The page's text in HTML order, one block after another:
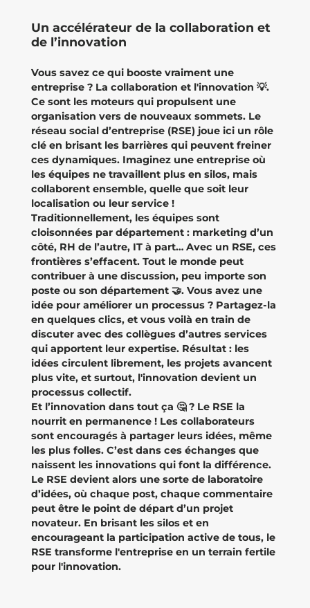
Un accélérateur de la collaboration et
de l’innovation
Vous savez ce qui booste vraiment une
entreprise ? La collaboration et l'innovation 💡.
Ce sont les moteurs qui propulsent une
organisation vers de nouveaux sommets. Le
réseau social d’entreprise (RSE) joue ici un rôle
clé en brisant les barrières qui peuvent freiner
ces dynamiques. Imaginez une entreprise où
les équipes ne travaillent plus en silos, mais
collaborent ensemble, quelle que soit leur
localisation ou leur service !
Traditionnellement, les équipes sont
cloisonnées par département : marketing d’un
côté, RH de l’autre, IT à part… Avec un RSE, ces
frontières s’effacent. Tout le monde peut
contribuer à une discussion, peu importe son
poste ou son département 🤝. Vous avez une
idée pour améliorer un processus ? Partagez-la
en quelques clics, et vous voilà en train de
discuter avec des collègues d’autres services
qui apportent leur expertise. Résultat : les
idées circulent librement, les projets avancent
plus vite, et surtout, l'innovation devient un
processus collectif.
Et l’innovation dans tout ça 🤔 ? Le RSE la
nourrit en permanence ! Les collaborateurs
sont encouragés à partager leurs idées, même
les plus folles. C’est dans ces échanges que
naissent les innovations qui font la différence.
Le RSE devient alors une sorte de laboratoire
d’idées, où chaque post, chaque commentaire
peut être le point de départ d’un projet
novateur. En brisant les silos et en
encourageant la participation active de tous, le
RSE transforme l'entreprise en un terrain fertile
pour l'innovation.